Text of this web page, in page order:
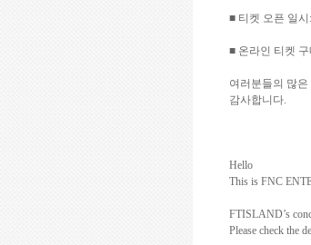
■ 티켓 오픈 일시
■ 온라인 티켓
여러분들의 많
감사합니다.
Hello
This is FNC
FTISLAND’s
Please check the